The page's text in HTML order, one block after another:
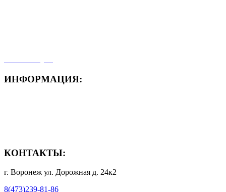
ИНФОРМАЦИЯ:
КОНТАКТЫ:
г. Воронеж ул. Дорожная д. 24к2
8(473)239-81-86